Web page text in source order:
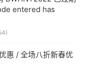
entered has
惠 / 全场八折新春优